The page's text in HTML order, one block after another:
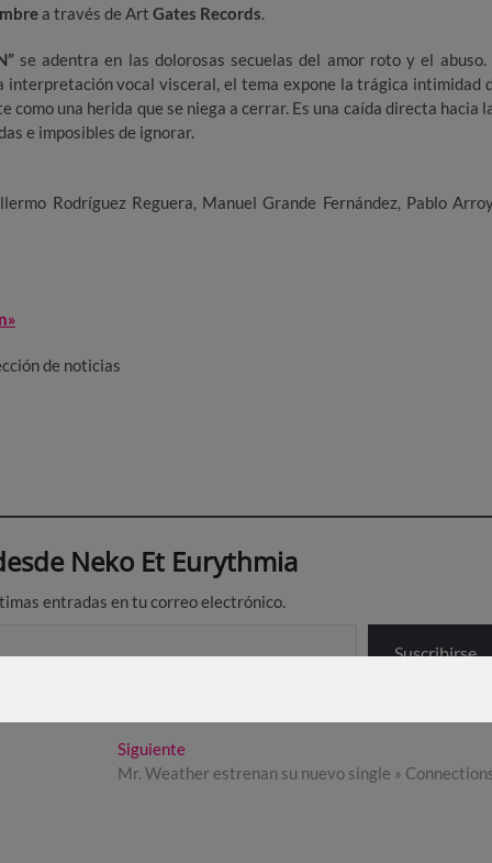
a través de Art Gates Records.
se adentra en las dolorosas secuelas del amor roto y el abuso.
vocal visceral, el tema expone la trágica intimidad
como una herida que se niega a cerrar. Es una caída directa hacia
e imposibles de ignorar.
Rodríguez Reguera, Manuel Grande Fernández, Pablo
de noticias
Neko Et Eurythmia
entradas en tu correo electrónico.
Suscribirse
SiguienteEntrada
siguiente:
Mr. Weather estrenan su nuevo single »